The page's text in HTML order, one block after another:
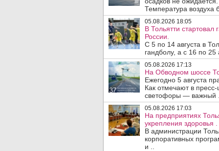
Температура воздуха
05.08.2026 18:05
В Тольятти
России.
С 5 по 14 августа в
гандболу, а с 16 по
05.08.2026 17:13
На Обводном шоссе
Ежегодно 5 августа
Как отмечают в
светофоры — важный
05.08.2026 17:03
На предприятиях
укрепления здоровья .
В администрации
корпоративных
и ..